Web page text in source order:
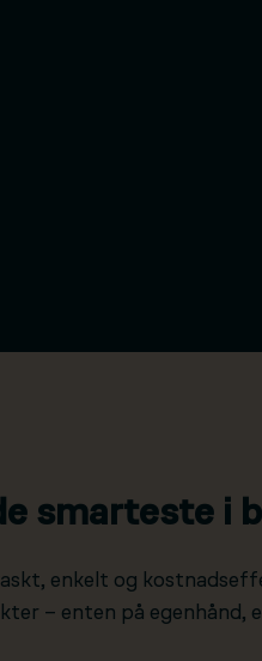
smarteste i
enkelt og
– enten på egenhånd,